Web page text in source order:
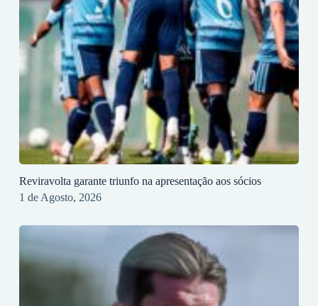
Reviravolta garante triunfo na apresentação aos sócios
1 de Agosto, 2026